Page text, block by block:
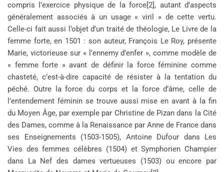
compris l’exercice physique de la force[2], autant d’aspects
généralement associés à un usage « viril » de cette vertu.
Celle-ci fait aussi l’objet d’un traité de théologie, Le Livre de la
femme forte, en 1501 : son auteur, François Le Roy, présente
Marie, victorieuse sur « l’ennemy d’enfer », comme modèle de
« femme forte » avant de définir la force féminine comme
chasteté, c’est-à-dire capacité de résister à la tentation du
péché. Outre la force du corps et la force d’âme, celle de
l’entendement féminin se trouve aussi mise en avant à la fin
du Moyen Âge, par exemple par Christine de Pizan dans la Cité
des Dames, comme à la Renaissance par Anne de France dans
ses Enseignements (1503-1505), Antoine Dufour dans Les
Vies des femmes célèbres (1504) et Symphorien Champier
dans La Nef des dames vertueuses (1503) ou encore par